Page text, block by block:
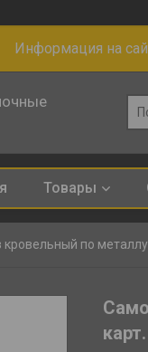
Информация на
Товары
по